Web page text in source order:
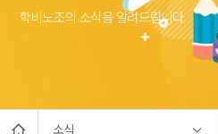
학비노조의 소식을 알려드립니다.
소식